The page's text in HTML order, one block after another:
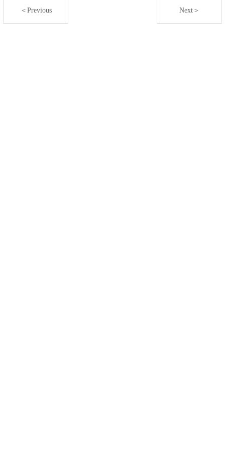
＜Previous Next＞